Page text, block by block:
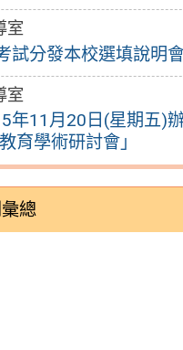
室
試分發本校選填說明
室
年11月20日(星期五)
育學術研討會」
總